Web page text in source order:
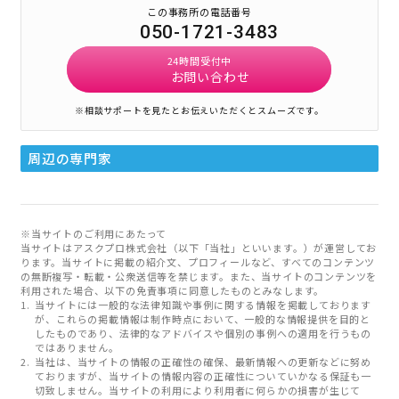
この事務所の電話番号
050-1721-3483
24時間受付中
お問い合わせ
※相談サポートを見たとお伝えいただくとスムーズです。
周辺の専門家
※当サイトのご利用にあたって
当サイトはアスクプロ株式会社（以下「当社」といいます。）が運営してお
ります。当サイトに掲載の紹介文、プロフィールなど、すべてのコンテンツ
の無断複写・転載・公衆送信等を禁じます。また、当サイトのコンテンツを
利用された場合、以下の免責事項に同意したものとみなします。
当サイトには一般的な法律知識や事例に関する情報を掲載しております
が、これらの掲載情報は制作時点において、一般的な情報提供を目的と
したものであり、法律的なアドバイスや個別の事例への適用を行うもの
ではありません。
当社は、当サイトの情報の正確性の確保、最新情報への更新などに努め
ておりますが、当サイトの情報内容の正確性についていかなる保証も一
切致しません。当サイトの利用により利用者に何らかの損害が生じて